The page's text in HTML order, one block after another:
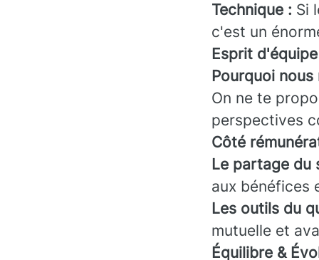
Technique : Si
c'est un
Esprit
Pourquoi nous
On ne te
perspectives
Côté
Le partage du
aux bénéfices
Les outils du
mutuelle et
Équilibre &